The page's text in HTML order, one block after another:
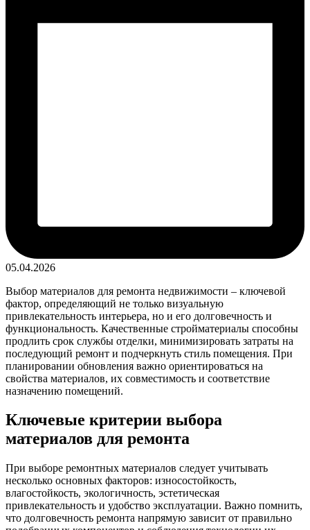
05.04.2026
Выбор материалов для ремонта недвижимости – ключевой
фактор, определяющий не только визуальную
привлекательность интерьера, но и его долговечность и
функциональность. Качественные стройматериалы способны
продлить срок службы отделки, минимизировать затраты на
последующий ремонт и подчеркнуть стиль помещения. При
планировании обновления важно ориентироваться на
свойства материалов, их совместимость и соответствие
назначению помещений.
Ключевые критерии выбора
материалов для ремонта
При выборе ремонтных материалов следует учитывать
несколько основных факторов: износостойкость,
влагостойкость, экологичность, эстетическая
привлекательность и удобство эксплуатации. Важно помнить,
что долговечность ремонта напрямую зависит от правильно